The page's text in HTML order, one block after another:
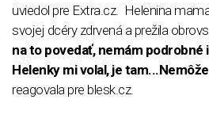
uviedol pre Extra.cz. Helenina
svojej dcéry zdrvená a prežila
na to povedať, nemám
Helenky mi volal, je
reagovala pre blesk.cz.